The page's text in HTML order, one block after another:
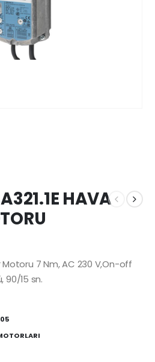
HAVA
Motoru 7 Nm, AC 230 V,On-off
90/15 sn.